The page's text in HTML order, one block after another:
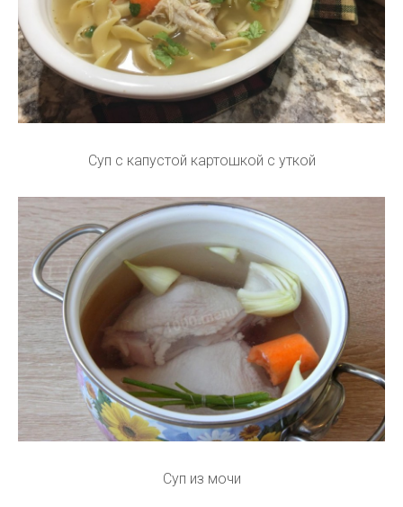
Суп с капустой картошкой с уткой
Суп из мочи